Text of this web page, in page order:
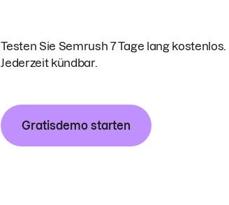
Testen Sie Semrush 7 Tage lang kostenlos.
Jederzeit kündbar.
Gratisdemo starten